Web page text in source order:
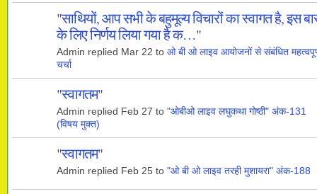
"साथियों, आप सभी के बहुमूल्य विचारों का स्वागत है, इस
के लिए निर्णय लिया गया है क…"
Admin replied Mar 22 to ओ बी ओ लाइव आयोजनों से संबंधित
चर्चा
"स्वागतम"
Admin replied Feb 27 to "ओबीओ लाइव लघुकथा गोष्ठी" अंक-131
(विषय मुक्त)
"स्वागतम"
Admin replied Feb 25 to "ओ बी ओ लाइव तरही मुशायरा" अंक-188